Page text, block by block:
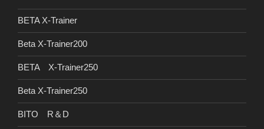
BETA X-Trainer
Beta X-Trainer200
BETA X-Trainer250
Beta X-Trainer250
BITO R＆D